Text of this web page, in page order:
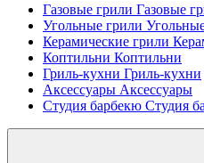
Газовые грили Газовые
Угольные грили
Керамические грили
Коптильни Коптильни
Гриль-кухни Гриль-кухни
Аксессуары Аксессуары
Студия барбекю Студия